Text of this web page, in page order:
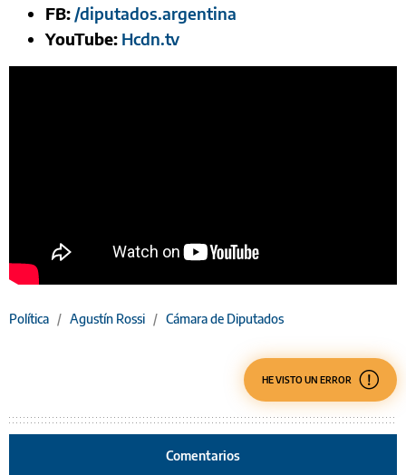
FB: /diputados.argentina
YouTube: Hcdn.tv
Política / Agustín Rossi / Cámara de Diputados
HE VISTO UN ERROR
Comentarios